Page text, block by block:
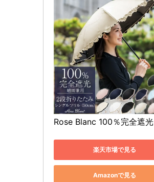
Rose Blanc 100％完全遮光
楽天市場で見る
Amazonで見る